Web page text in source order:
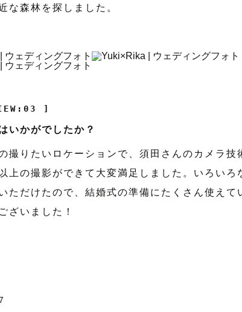
な森林を探しました。
]
いかがでしたか？
撮りたいロケーションで、須田さんのカメラ技
上の撮影ができて大変満足しました。いろいろ
ただけたので、結婚式の準備にたくさん使えて
ざいました！